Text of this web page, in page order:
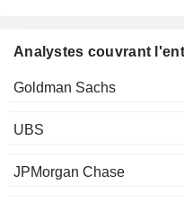
Analystes couvrant
Goldman Sachs
UBS
JPMorgan Chase